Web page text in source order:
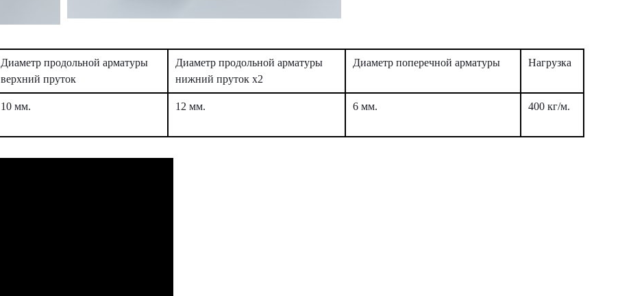
Диаметр продольной арматуры
верхний пруток
Диаметр продольной арматуры
нижний пруток х2
Диаметр поперечной арматуры Нагрузка
10 мм. 12 мм. 6 мм. 400 кг/м.